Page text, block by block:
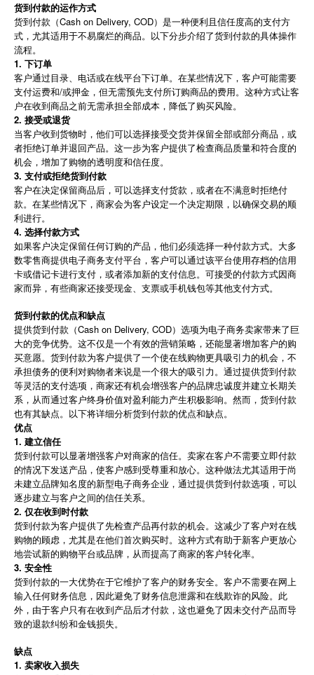
货到付款的运作方式
货到付款（Cash on Delivery, COD）是一种便利且信任度高的支付方
式，尤其适用于不易腐烂的商品。以下分步介绍了货到付款的具体操作
流程。
1. 下订单
客户通过目录、电话或在线平台下订单。在某些情况下，客户可能需要
支付运费和/或押金，但无需预先支付所订购商品的费用。这种方式让客
户在收到商品之前无需承担全部成本，降低了购买风险。
2. 接受或退货
当客户收到货物时，他们可以选择接受交货并保留全部或部分商品，或
者拒绝订单并退回产品。这一步为客户提供了检查商品质量和符合度的
机会，增加了购物的透明度和信任度。
3. 支付或拒绝货到付款
客户在决定保留商品后，可以选择支付货款，或者在不满意时拒绝付
款。在某些情况下，商家会为客户设定一个决定期限，以确保交易的顺
利进行。
4. 选择付款方式
如果客户决定保留任何订购的产品，他们必须选择一种付款方式。大多
数零售商提供电子商务支付平台，客户可以通过该平台使用存档的信用
卡或借记卡进行支付，或者添加新的支付信息。可接受的付款方式因商
家而异，有些商家还接受现金、支票或手机钱包等其他支付方式。
货到付款的优点和缺点
提供货到付款（Cash on Delivery, COD）选项为电子商务卖家带来了巨
大的竞争优势。这不仅是一个有效的营销策略，还能显著增加客户的购
买意愿。货到付款为客户提供了一个使在线购物更具吸引力的机会，不
承担债务的便利对购物者来说是一个很大的吸引力。通过提供货到付款
等灵活的支付选项，商家还有机会增强客户的品牌忠诚度并建立长期关
系，从而通过客户终身价值对盈利能力产生积极影响。然而，货到付款
也有其缺点。以下将详细分析货到付款的优点和缺点。
优点
1. 建立信任
货到付款可以显著增强客户对商家的信任。卖家在客户不需要立即付款
的情况下发送产品，使客户感到受尊重和放心。这种做法尤其适用于尚
未建立品牌知名度的新型电子商务企业，通过提供货到付款选项，可以
逐步建立与客户之间的信任关系。
2. 仅在收到时付款
货到付款为客户提供了先检查产品再付款的机会。这减少了客户对在线
购物的顾虑，尤其是在他们首次购买时。这种方式有助于新客户更放心
地尝试新的购物平台或品牌，从而提高了商家的客户转化率。
3. 安全性
货到付款的一大优势在于它维护了客户的财务安全。客户不需要在网上
输入任何财务信息，因此避免了财务信息泄露和在线欺诈的风险。此
外，由于客户只有在收到产品后才付款，这也避免了因未交付产品而导
致的退款纠纷和金钱损失。
缺点
1. 卖家收入损失